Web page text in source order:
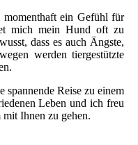
momenthaft ein Gefühl für
mich mein Hund oft zu
dass es auch Ängste,
werden tiergestützte
spannende Reise zu einem
Leben und ich freu
mit Ihnen zu gehen.